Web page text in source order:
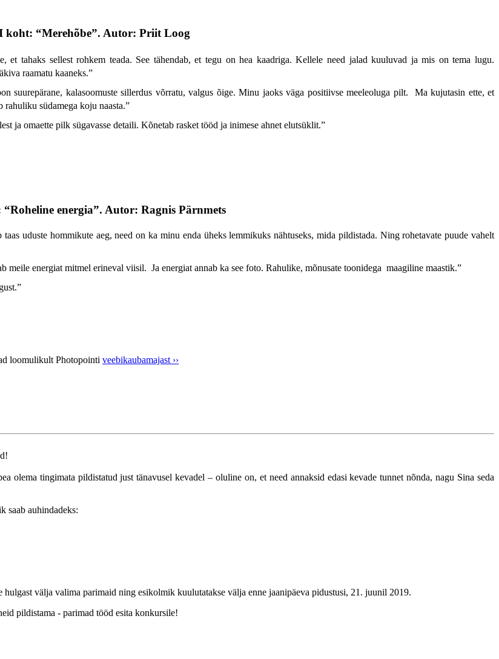
koht: “Merehõbe”. Autor: Priit Loog
et tahaks sellest rohkem teada. See tähendab, et tegu on hea kaadriga. Kellele need jalad kuuluvad ja mis on tema lugu.
raamatu kaaneks.”
suurepärane, kalasoomuste sillerdus võrratu, valgus õige. Minu jaoks väga positiivse meeleoluga pilt. Ma kujutasin ette, et
südamega koju naasta.”
ja omaette pilk sügavasse detaili. Kõnetab rasket tööd ja inimese ahnet elutsüklit.”
energia”. Autor: Ragnis Pärnmets
uduste hommikute aeg, need on ka minu enda üheks lemmikuks nähtuseks, mida pildistada. Ning rohetavate puude vahelt
meile energiat mitmel erineval viisil. Ja energiat annab ka see foto. Rahulike, mõnusate toonidega maagiline maastik.”
loomulikult Photopointi veebikaubamajast ››
olema tingimata pildistatud just tänavusel kevadel – oluline on, et need annaksid edasi kevade tunnet nõnda, nagu Sina seda
saab auhindadeks:
hulgast välja valima parimaid ning esikolmik kuulutatakse välja enne jaanipäeva pidustusi, 21. juunil 2019.
pildistama - parimad tööd esita konkursile!